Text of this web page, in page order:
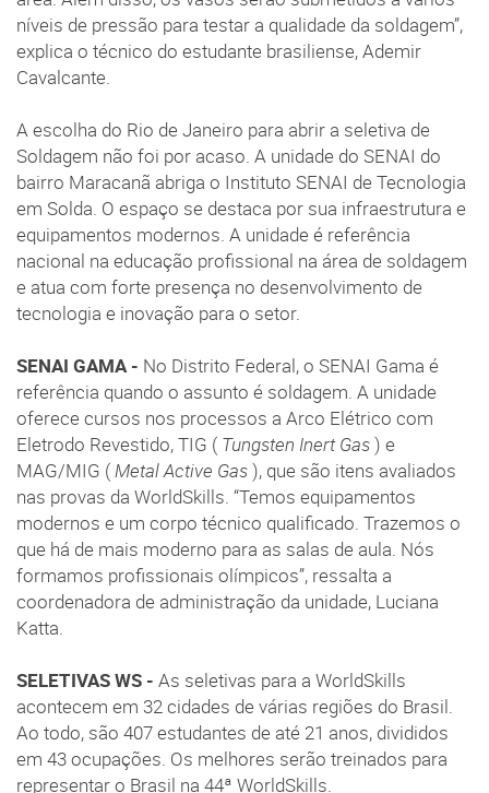
níveis de pressão para testar a qualidade da soldagem”,
explica o técnico do estudante brasiliense, Ademir
Cavalcante.
A escolha do Rio de Janeiro para abrir a seletiva de
Soldagem não foi por acaso. A unidade do SENAI do
bairro Maracanã abriga o Instituto SENAI de Tecnologia
em Solda. O espaço se destaca por sua infraestrutura e
equipamentos modernos. A unidade é referência
nacional na educação profissional na área de soldagem
e atua com forte presença no desenvolvimento de
tecnologia e inovação para o setor.
SENAI GAMA - No Distrito Federal, o SENAI Gama é
referência quando o assunto é soldagem. A unidade
oferece cursos nos processos a Arco Elétrico com
Eletrodo Revestido, TIG ( Tungsten Inert Gas) e
MAG/MIG (Metal Active Gas), que são itens avaliados
nas provas da WorldSkills. “Temos equipamentos
modernos e um corpo técnico qualificado. Trazemos o
que há de mais moderno para as salas de aula. Nós
formamos profissionais olímpicos”, ressalta a
coordenadora de administração da unidade, Luciana
Katta.
SELETIVAS WS - As seletivas para a WorldSkills
acontecem em 32 cidades de várias regiões do Brasil.
Ao todo, são 407 estudantes de até 21 anos, divididos
em 43 ocupações. Os melhores serão treinados para
representar o Brasil na 44ª WorldSkills.